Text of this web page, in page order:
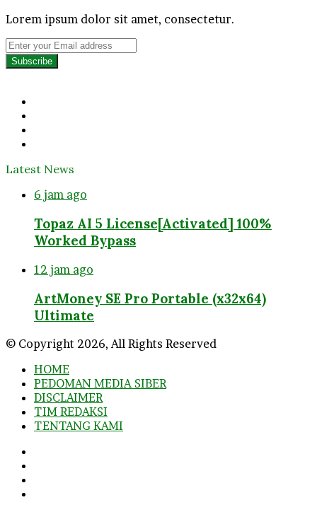
Lorem ipsum dolor sit amet, consectetur.
Enter
your
Email
Latest News
6 jam ago
Topaz AI 5 License[Activated] 100%
Worked Bypass
12 jam ago
ArtMoney SE Pro Portable (x32x64)
Ultimate
© Copyright 2026, All Rights Reserved
HOME
PEDOMAN MEDIA SIBER
DISCLAIMER
TIM REDAKSI
TENTANG KAMI